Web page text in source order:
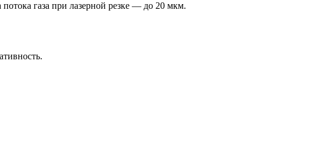
газа при лазерной резке — до 20 мкм.